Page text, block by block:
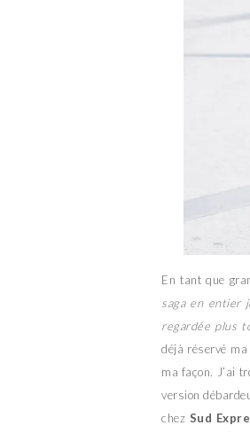
En tant que
saga en entier
regardée plus
déjà réservé
ma façon. J’ai
version
chez Sud